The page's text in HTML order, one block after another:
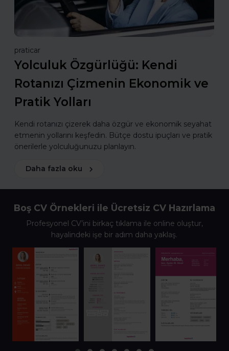
praticar
Yolculuk Özgürlüğü: Kendi
Rotanızı Çizmenin Ekonomik ve
Pratik Yolları
Kendi rotanızı çizerek daha özgür ve ekonomik seyahat
etmenin yollarını keşfedin. Bütçe dostu ipuçları ve pratik
önerilerle yolculuğunuzu planlayın.
Daha fazla oku
Boş CV Örnekleri ile Ücretsiz CV Hazırlama
Profesyonel CV’ini birkaç tıklama ile online oluştur,
hayalindeki işe bir adım daha yaklaş.